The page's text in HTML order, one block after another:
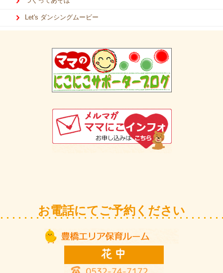
Let's ダンシングムービー
お電話にてご予約ください